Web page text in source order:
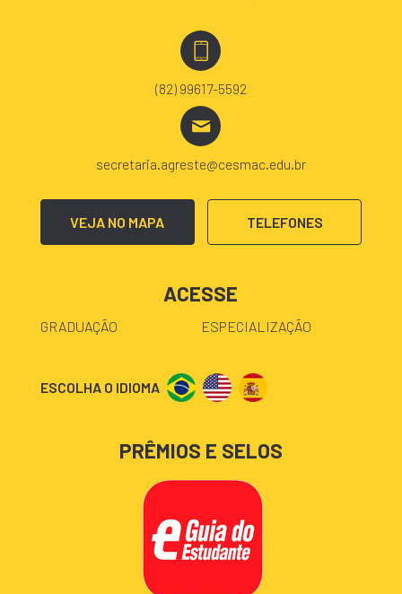
(82) 99617-5592
secretaria.agreste@cesmac.edu.br
VEJA NO MAPA TELEFONES
ACESSE
GRADUAÇÃO ESPECIALIZAÇÃO
ESCOLHA O IDIOMA
PRÊMIOS E SELOS